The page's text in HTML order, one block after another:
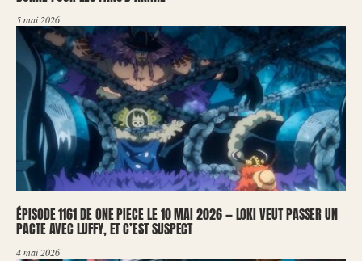
5 mai 2026
ÉPISODE 1161 DE ONE PIECE LE 10 MAI 2026 — LOKI VEUT PASSER UN
PACTE AVEC LUFFY, ET C’EST SUSPECT
4 mai 2026